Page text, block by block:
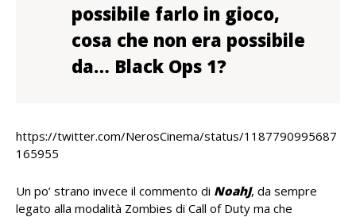
possibile farlo in gioco,
cosa che non era possibile
da… Black Ops 1?
https://twitter.com/NerosCinema/status/1187790995687
165955
Un po’ strano invece il commento di NoahJ, da sempre
legato alla modalità Zombies di Call of Duty ma che